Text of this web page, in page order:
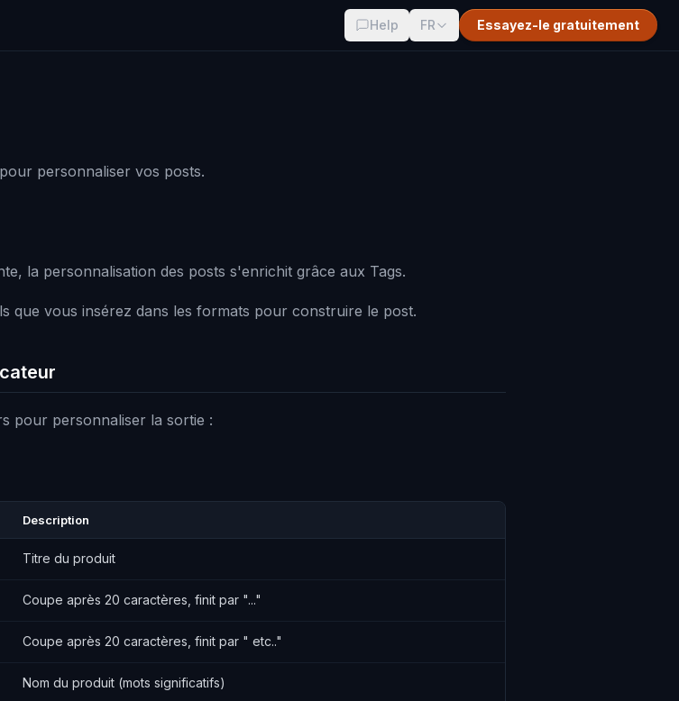
Help FR Essayez-le gratuitement
personnaliser vos posts.
la personnalisation des posts s'enrichit grâce aux Tags.
que vous insérez dans les formats pour construire le post.
pour personnaliser la sortie :
Description
Titre du produit
Coupe après 20 caractères, finit par "..."
Coupe après 20 caractères, finit par " etc.."
Nom du produit (mots significatifs)